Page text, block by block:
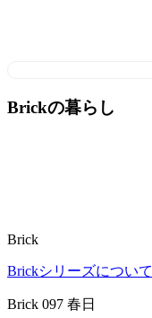
Brickの暮らし
Brick
Brickシリーズについて
Brick 097 春日